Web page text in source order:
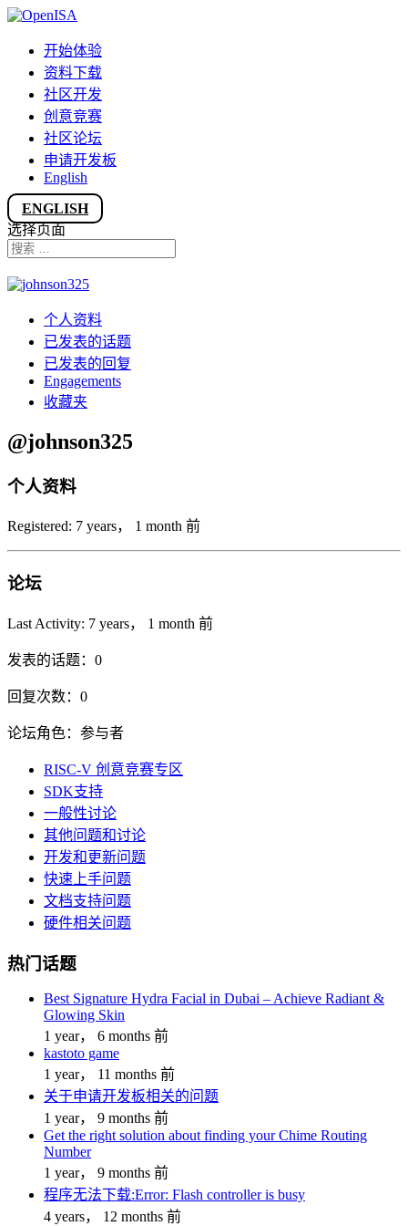
开始体验
资料下载
社区开发
创意竞赛
社区论坛
申请开发板
English
ENGLISH
选择页面
个人资料
已发表的话题
已发表的回复
Engagements
收藏夹
@johnson325
个人资料
Registered: 7 years， 1 month 前
论坛
Last Activity: 7 years， 1 month 前
发表的话题：0
回复次数：0
论坛角色：参与者
RISC-V 创意竞赛专区
SDK支持
一般性讨论
其他问题和讨论
开发和更新问题
快速上手问题
文档支持问题
硬件相关问题
热门话题
Best Signature Hydra Facial in Dubai – Achieve Radiant &
Glowing Skin
1 year， 6 months 前
kastoto game
1 year， 11 months 前
关于申请开发板相关的问题
1 year， 9 months 前
Get the right solution about finding your Chime Routing
Number
1 year， 9 months 前
程序无法下载:Error: Flash controller is busy
4 years， 12 months 前